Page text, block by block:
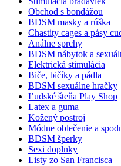
Obchod s bondážou
BDSM masky a rúška
Chastity cages a pásy
Análne sprchy
BDSM nábytok a
Elektrická stimulácia
Biče, bičíky a pádla
BDSM sexuálne hračky
Ľudské šteňa Play Shop
Latex a guma
Kožený postroj
Módne oblečenie a
BDSM šperky
Sexi doplnky
Listy zo San Francisca